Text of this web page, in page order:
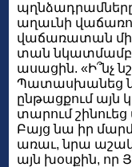
պղնձադրամները
աղաւնի
վաճառատան մի՛
տան նկատմամբ
ասացին. «Ի՞նչ
Պատասխանեց
ընթացքում այն
տարում շինուեց
Բայց նա իր
առաւ, նրա
այն խօսքին, որ